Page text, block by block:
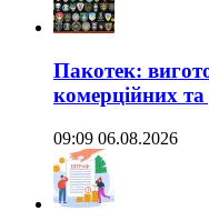
Пакотек:
комерційних
09:09 06.08.2026